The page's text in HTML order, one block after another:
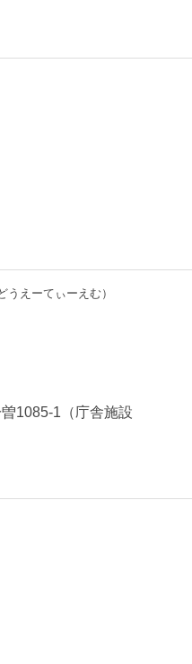
うえーてぃーえむ）
1085-1（庁舎施設